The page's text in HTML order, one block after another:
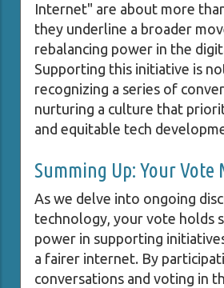
Internet" are about more
they underline a broader
rebalancing power in the
Supporting this initiative is
recognizing a series of
nurturing a culture that
and equitable tech
Summing Up: Your Vote
As we delve into ongoing
technology, your vote holds
power in supporting
a fairer internet. By
conversations and voting in